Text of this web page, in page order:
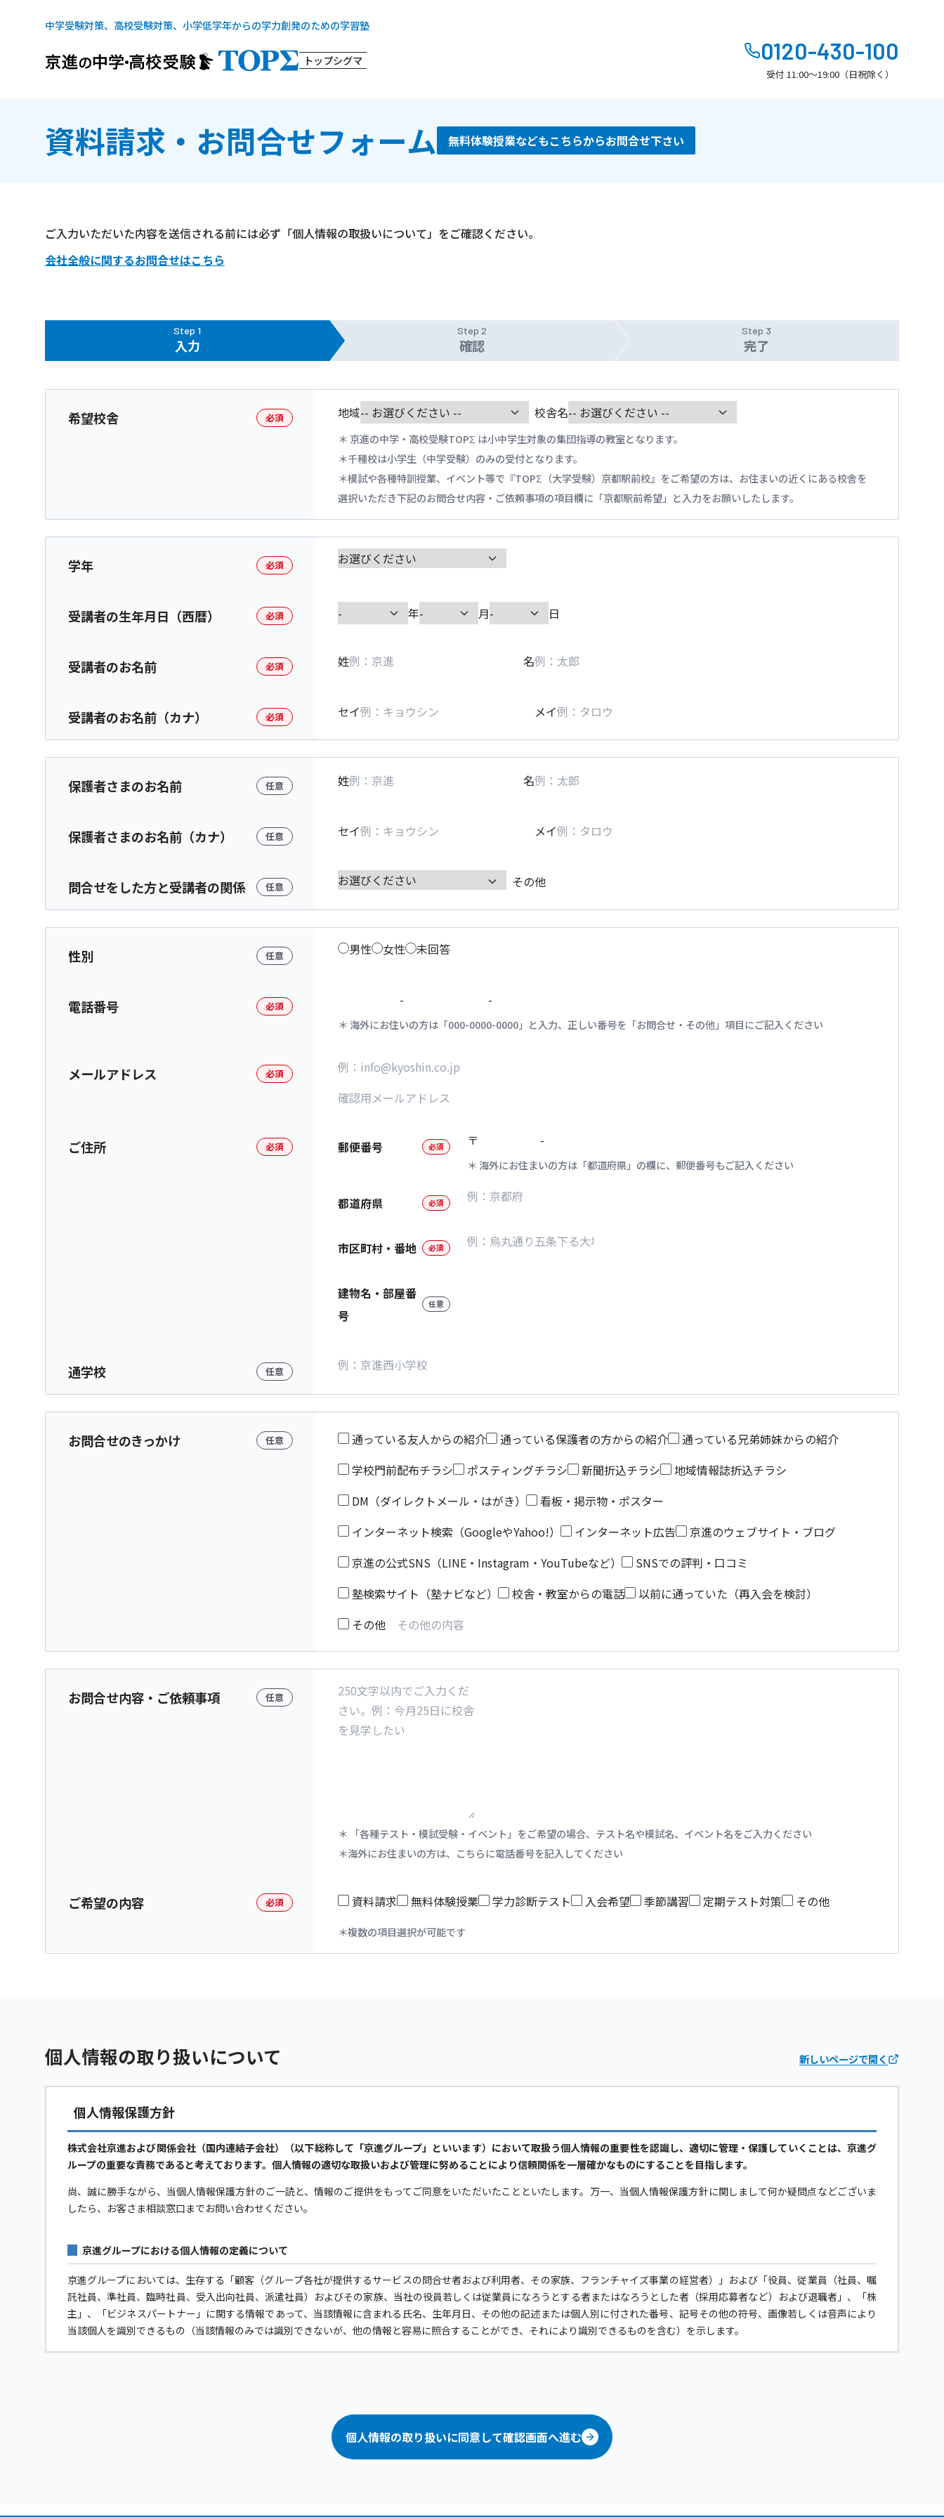
中学受験対策、高校受験対策、小学低学年からの学力創発のための学習塾
トップシグマ 0120-430-100
受付 11:00～19:00（日祝除く）
資料請求・お問合せフォーム 無料体験授業などもこちらからお問合せ下さい
ご入力いただいた内容を送信される前には必ず「個人情報の取扱いについて」をご確認ください。
会社全般に関するお問合せはこちら
Step 1
入力
Step 2
確認
Step 3
完了
希望校舎 必須 地域 校舎名
京進の中学・高校受験TOPΣ は小中学生対象の集団指導の教室となります。
千種校は小学生（中学受験）のみの受付となります。
模試や各種特訓授業、イベント等で『TOPΣ（大学受験）京都駅前校』をご希望の方は、お住まいの近くにある校舎を
選択いただき下記のお問合せ内容・ご依頼事項の項目欄に「京都駅前希望」と入力をお願いしたします。
学年 必須
受講者の生年月日（西暦） 必須 年 月 日
受講者のお名前 必須 姓 名
受講者のお名前（カナ） 必須 セイ メイ
保護者さまのお名前 任意 姓 名
保護者さまのお名前（カナ） 任意 セイ メイ
問合せをした方と受講者の関係 任意 その他
性別 任意 男性 女性 未回答
電話番号 必須 - -
海外にお住いの方は「000-0000-0000」と入力、正しい番号を「お問合せ・その他」項目にご記入ください
メールアドレス 必須
ご住所 必須 郵便番号 必須 〒 -
海外にお住まいの方は「都道府県」の欄に、郵便番号もご記入ください
都道府県 必須
市区町村・番地 必須
建物名・部屋番
号
任意
通学校 任意
お問合せのきっかけ 任意 通っている友人からの紹介 通っている保護者の方からの紹介
通っている兄弟姉妹からの紹介
学校門前配布チラシ
ポスティングチラシ 新聞折込チラシ
地域情報誌折込チラシ
DM（ダイレクトメール・はがき）
看板・掲示物・ポスター
インターネット検索（GoogleやYahoo!）
インターネット広告
京進のウェブサイト・ブログ
京進の公式SNS（LINE・Instagram・YouTubeなど）
SNSでの評判・口コミ
塾検索サイト（塾ナビなど）
校舎・教室からの電話
以前に通っていた（再入会を検討）
その他
お問合せ内容・ご依頼事項 任意
「各種テスト・模試受験・イベント」をご希望の場合、テスト名や模試名、イベント名をご入力ください
海外にお住まいの方は、こちらに電話番号を記入してください
ご希望の内容 必須 資料請求 無料体験授業 学力診断テスト 入会希望 季節講習 定期テスト対策 その他
複数の項目選択が可能です
個人情報の取り扱いについて 新しいページで開く
個人情報保護方針
株式会社京進および関係会社（国内連結子会社）（以下総称して「京進グループ」といいます）において取扱う個人情報の重要性を認識し、適切に管理・保護していくことは、京進グ
ループの重要な責務であると考えております。個人情報の適切な取扱いおよび管理に努めることにより信頼関係を一層確かなものにすることを目指します。
尚、誠に勝手ながら、当個人情報保護方針のご一読と、情報のご提供をもってご同意をいただいたことといたします。万一、当個人情報保護方針に関しまして何か疑問点などございま
したら、お客さま相談窓口までお問い合わせください。
京進グループにおける個人情報の定義について
京進グループにおいては、生存する「顧客（グループ各社が提供するサービスの問合せ者および利用者、その家族、フランチャイズ事業の経営者）」および「役員、従業員（社員、嘱
託社員、準社員、臨時社員、受入出向社員、派遣社員）およびその家族、当社の役員若しくは従業員になろうとする者またはなろうとした者（採用応募者など）および退職者」、「株
主」、「ビジネスパートナー」に関する情報であって、当該情報に含まれる氏名、生年月日、その他の記述または個人別に付された番号、記号その他の符号、画像若しくは音声により
当該個人を識別できるもの（当該情報のみでは識別できないが、他の情報と容易に照合することができ、それにより識別できるものを含む）を示します。
京進グループは個人データへの不正アクセス、個人情報の紛失、破壊、改ざんおよび漏洩などの予防並びに是正を行うために、個人情報保護計画の継続的な見直しと改善を行うとと
もに、個人情報の取扱いに関する規程やマニュアルを設け、常に個人データの取扱い方法および管理方法をより良いものにすべく取り組んでいきます。
個人情報の取り扱いに同意して確認画面へ進む